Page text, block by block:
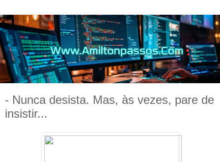
- Nunca desista. Mas, às vezes, pare de
insistir...